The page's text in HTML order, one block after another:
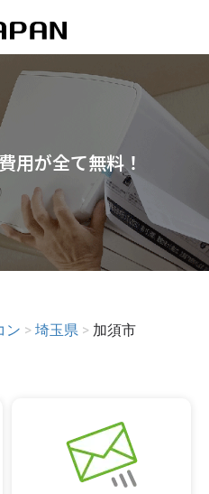
用が全て無料！
ン > 埼玉県 > 加須市